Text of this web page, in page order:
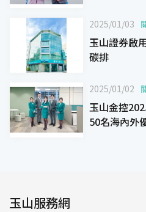
2025/01/03
玉山證券啟用綠電 全力邁
碳排
2025/01/02
玉山金控2025
50名海內外
玉山服務網